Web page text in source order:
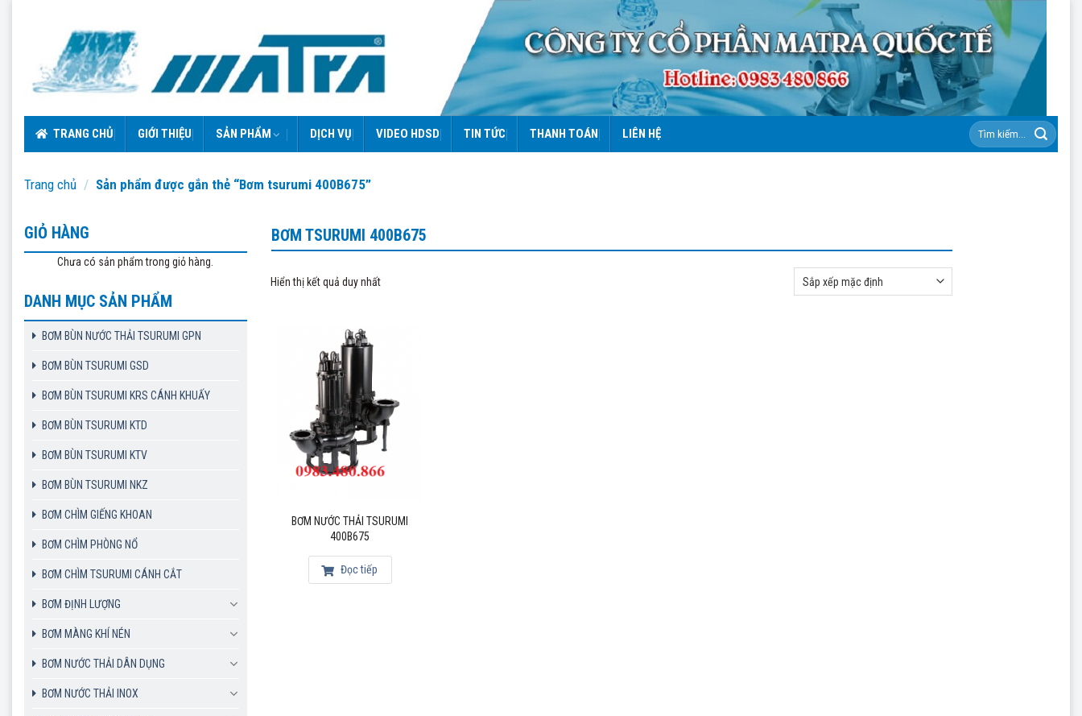
TRANG CHỦ GIỚI THIỆU SẢN PHẨM DỊCH VỤ VIDEO HDSD TIN TỨC THANH TOÁN LIÊN HỆ
Tìm
kiếm:
Trang chủ / Sản phẩm được gắn thẻ “Bơm tsurumi 400B675”
GIỎ HÀNG
Chưa có sản phẩm trong giỏ hàng.
DANH MỤC SẢN PHẨM
BƠM BÙN NƯỚC THẢI TSURUMI GPN
BƠM BÙN TSURUMI GSD
BƠM BÙN TSURUMI KRS CÁNH KHUẤY
BƠM BÙN TSURUMI KTD
BƠM BÙN TSURUMI KTV
BƠM BÙN TSURUMI NKZ
BƠM CHÌM GIẾNG KHOAN
BƠM CHÌM PHÒNG NỔ
BƠM CHÌM TSURUMI CÁNH CẮT
BƠM ĐỊNH LƯỢNG
BƠM MÀNG KHÍ NÉN
BƠM NƯỚC THẢI DÂN DỤNG
BƠM NƯỚC THẢI INOX
BƠM TSURUMI 400B675
Hiển thị kết quả duy nhất
BƠM NƯỚC THẢI TSURUMI
400B675
Đọc tiếp